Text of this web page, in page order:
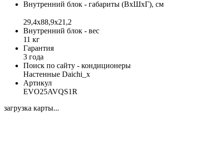
Внутренний блок - габариты (ВхШхГ), см
29,4х88,9х21,2
Внутренний блок - вес
11 кг
Гарантия
3 года
Поиск по сайту - кондиционеры
Настенные Daichi_x
Артикул
EVO25AVQS1R
загрузка карты...